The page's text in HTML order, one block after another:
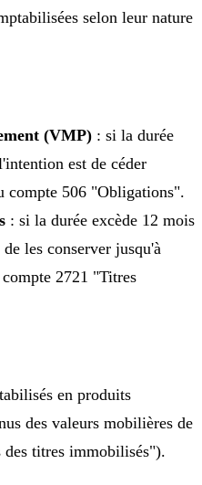
selon leur nature
(VMP) : si la durée
est de céder
compte 506 "Obligations".
: si la durée excède 12 mois
les conserver jusqu'à
2721 "Titres
en produits
des valeurs mobilières de
des titres immobilisés").